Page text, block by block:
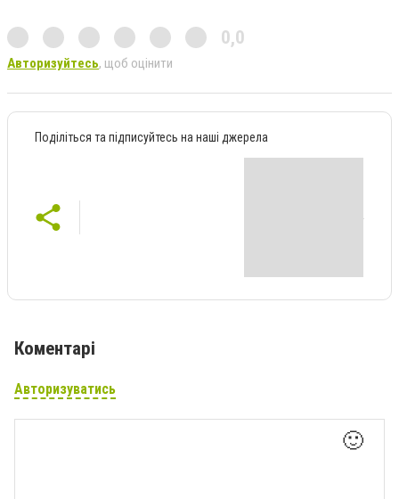
0,0
Авторизуйтесь, щоб оцінити
Поділіться та підписуйтесь на наші джерела
Коментарі
Авторизуватись
🙂